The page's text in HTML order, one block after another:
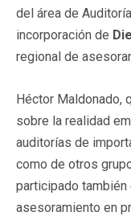
del área de
incorporación de
regional de
Héctor Maldonado,
sobre la realidad
auditorías de
como de otros
participado
asesoramiento en